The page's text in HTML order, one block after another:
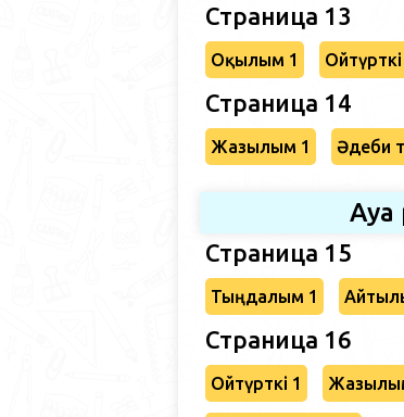
Страница 13
Оқылым 1 Ойтүрткі
Страница 14
Жазылым 1 Әдеби
Ауа
Страница 15
Тыңдалым 1
Страница 16
Ойтүрткі 1